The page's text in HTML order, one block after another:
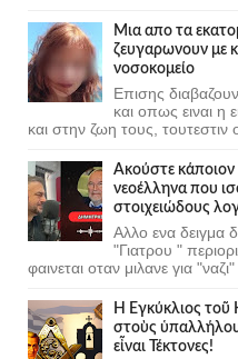
Μια απο τα
ζευγαρωνουν με
νοσοκομείο
Επισης
και οπως ειναι η
και στην ζωη τους, τουτεστιν
Ακούστε κάποιον
νεοέλληνα που
στοιχειώδους
Αλλο ενα δειγμα
"Γιατρου "
φαινεται οταν μιλανε για "ναζι"
Ἡ Ἐγκύκλιος τοῦ
στοὺς
εἶναι Τέκτονες!